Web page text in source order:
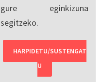
gure eginkizuna
segitzeko.
HARPIDETU/SUSTENGAT
U